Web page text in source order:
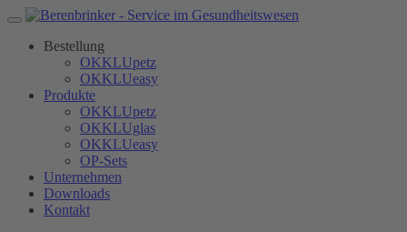
Bestellung
OKKLUpetz
OKKLUeasy
Produkte
OKKLUpetz
OKKLUglas
OKKLUeasy
OP-Sets
Unternehmen
Downloads
Kontakt